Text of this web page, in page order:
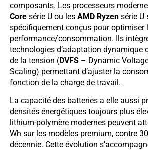
composants. Les processeurs
Core série U ou les AMD Ryzen série U
spécifiquement conçus pour optimiser
performance/consommation. Ils
technologies d’adaptation dynamique
de la tension (DVFS – Dynamic
Scaling) permettant d’ajuster la
fonction de la charge de travail.
La capacité des batteries a elle aussi
densités énergétiques toujours plus
lithium-polymère modernes peuvent
Wh sur les modèles premium, contre
décennie. Cette évolution